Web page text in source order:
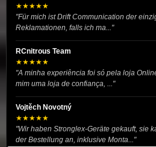
★★★★★
"Für mich ist Drift Communication der
Reklamationen, falls ich ma..."
RCnitrous Team
★★★★★
"A minha experiência foi só pela loja
mim uma loja de confiança, ..."
Vojtěch Novotný
★★★★★
"Wir haben Stronglex-Geräte gekauft, sie
der Bestellung an, inklusive Monta..."